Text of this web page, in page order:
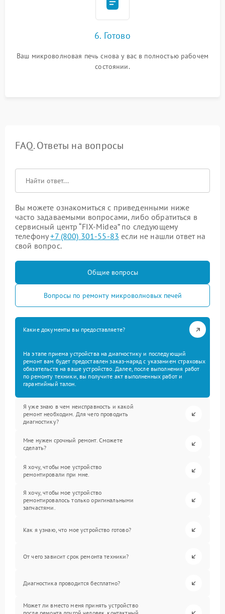
6. Готово
Ваш микроволновая печь снова у вас в полностью рабочем
состоянии.
FAQ. Ответы на вопросы
Вы можете ознакомиться с приведенными ниже
часто задаваемыми вопросами, либо обратиться в
сервисный центр “FIX-Midea” по следующему
телефону+7 (800) 301-55-83 если не нашли ответ на
свой вопрос.
Общие вопросы
Вопросы по ремонту микроволновых печей
Какие документы вы предоставляете?
На этапе приема устройства на диагностику и последующий
ремонт вам будет предоставлен заказ-наряд с указанием страховых
обязательств на ваше устройство. Далее, после выполнения работ
по ремонту техники, вы получите акт выполненных работ и
гарантийный талон.
Я уже знаю в чем неисправность и какой
ремонт необходим. Для чего проводить
диагностику?
Мне нужен срочный ремонт. Сможете
сделать?
Я хочу, чтобы мое устройство
ремонтировали при мне.
Я хочу, чтобы мое устройство
ремонтировалось только оригинальными
запчастями.
Как я узнаю, что мое устройство готово?
От чего зависит срок ремонта техники?
Диагностика проводится бесплатно?
Может ли вместо меня принять устройство